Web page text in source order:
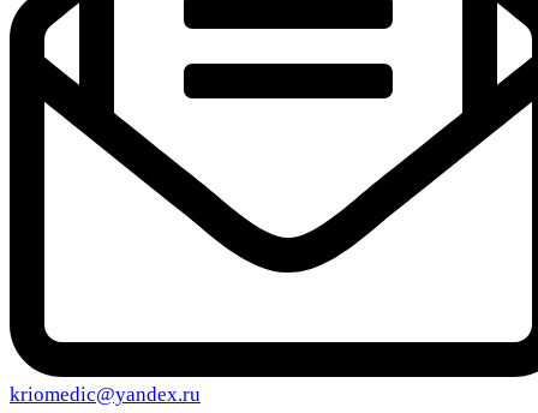
kriomedic@yandex.ru